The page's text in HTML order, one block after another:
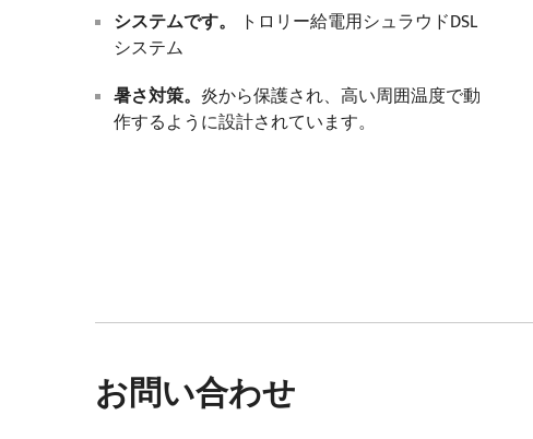
システムです。
トロリー給電用シュラウドDSL
システム
暑さ対策。 炎から保護され、高い周囲温度で動
作するように設計されています。
お問い合わせ